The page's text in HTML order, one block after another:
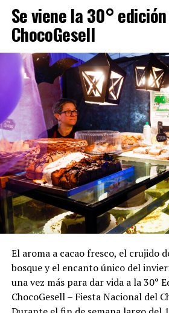
Se viene la 30°
ChocoGesell
El aroma a cacao fresco, el crujido
bosque y el encanto único del
una vez más para dar vida a la 30°
ChocoGesell – Fiesta Nacional del